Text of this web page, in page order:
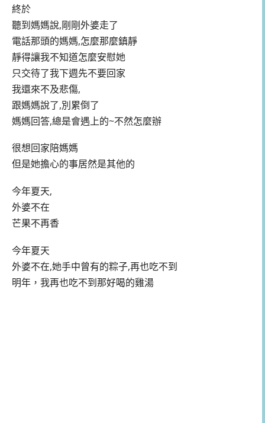
終於
聽到媽媽說,剛剛外婆走了
電話那頭的媽媽,怎麼那麼鎮靜
靜得讓我不知道怎麼安慰她
只交待了我下週先不要回家
我還來不及悲傷,
跟媽媽說了,別累倒了
媽媽回答,總是會遇上的~不然怎麼辦
很想回家陪媽媽
但是她擔心的事居然是其他的
今年夏天,
外婆不在
芒果不再香
今年夏天
外婆不在,她手中曾有的粽子,再也吃不到
明年，我再也吃不到那好喝的雞湯